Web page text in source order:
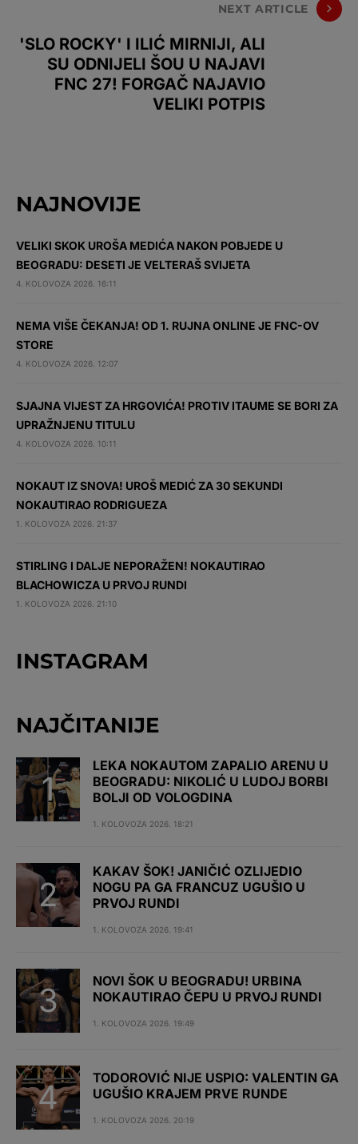
NEXT ARTICLE
'SLO ROCKY' I ILIĆ MIRNIJI, ALI
SU ODNIJELI ŠOU U NAJAVI
FNC 27! FORGAČ NAJAVIO
VELIKI POTPIS
NAJNOVIJE
VELIKI SKOK UROŠA MEDIĆA NAKON POBJEDE U
BEOGRADU: DESETI JE VELTERAŠ SVIJETA
4. KOLOVOZA 2026. 16:11
NEMA VIŠE ČEKANJA! OD 1. RUJNA ONLINE JE FNC-OV
STORE
4. KOLOVOZA 2026. 12:07
SJAJNA VIJEST ZA HRGOVIĆA! PROTIV ITAUME SE BORI ZA
UPRAŽNJENU TITULU
4. KOLOVOZA 2026. 10:11
NOKAUT IZ SNOVA! UROŠ MEDIĆ ZA 30 SEKUNDI
NOKAUTIRAO RODRIGUEZA
1. KOLOVOZA 2026. 21:37
STIRLING I DALJE NEPORAŽEN! NOKAUTIRAO
BLACHOWICZA U PRVOJ RUNDI
1. KOLOVOZA 2026. 21:10
INSTAGRAM
NAJČITANIJE
LEKA NOKAUTOM ZAPALIO ARENU U
BEOGRADU: NIKOLIĆ U LUDOJ BORBI
BOLJI OD VOLOGDINA
1. KOLOVOZA 2026. 18:21
KAKAV ŠOK! JANIČIĆ OZLIJEDIO
NOGU PA GA FRANCUZ UGUŠIO U
PRVOJ RUNDI
1. KOLOVOZA 2026. 19:41
NOVI ŠOK U BEOGRADU! URBINA
NOKAUTIRAO ČEPU U PRVOJ RUNDI
1. KOLOVOZA 2026. 19:49
TODOROVIĆ NIJE USPIO: VALENTIN GA
UGUŠIO KRAJEM PRVE RUNDE
1. KOLOVOZA 2026. 20:19